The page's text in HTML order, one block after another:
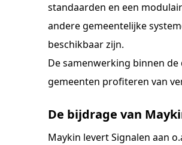
standaarden en een
andere gemeentelijke
beschikbaar zijn.
De samenwerking binnen
gemeenten profiteren van
De bijdrage van
Maykin levert Signalen aan